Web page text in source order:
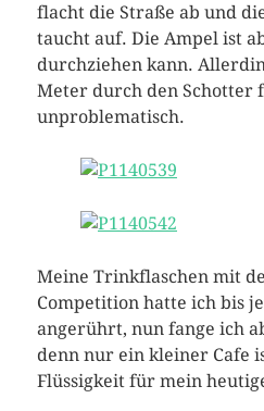
flacht die Straße ab und
taucht auf. Die Ampel ist
durchziehen kann.
Meter durch den Schotter
unproblematisch.
Meine Trinkflaschen mit
Competition hatte ich bis
angerührt, nun fange ich
denn nur ein kleiner Cafe
Flüssigkeit für mein